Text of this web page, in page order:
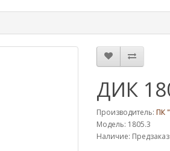
ДИК
Производитель: ПК
Модель: 1805.3
Наличие: